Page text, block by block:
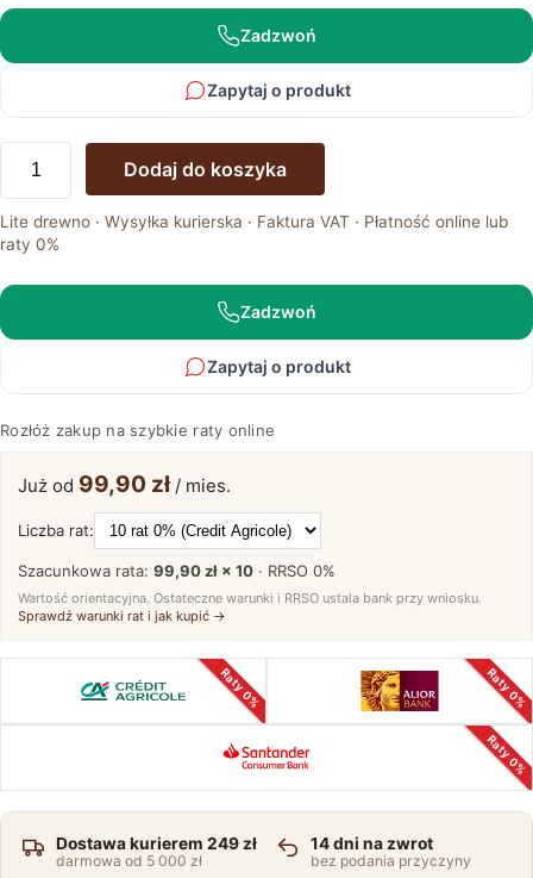
Zadzwoń
Zapytaj o produkt
Klasyczny
dębowy
nowoczesny
stolik
Basic
Dodaj do koszyka
Lite drewno · Wysyłka kurierska · Faktura VAT · Płatność online lub
raty 0%
Zadzwoń
Zapytaj o produkt
Rozłóż zakup na szybkie raty online
Już od 99,90 zł/ mies.
Liczba rat:
Szacunkowa rata: 99,90 zł × 10 · RRSO 0%
Wartość orientacyjna. Ostateczne warunki i RRSO ustala bank przy wniosku.
Sprawdź warunki rat i jak kupić →
Raty 0%
Raty 0%
Raty 0%
Dostawa kurierem 249 zł
darmowa od 5 000 zł
14 dni na zwrot
bez podania przyczyny